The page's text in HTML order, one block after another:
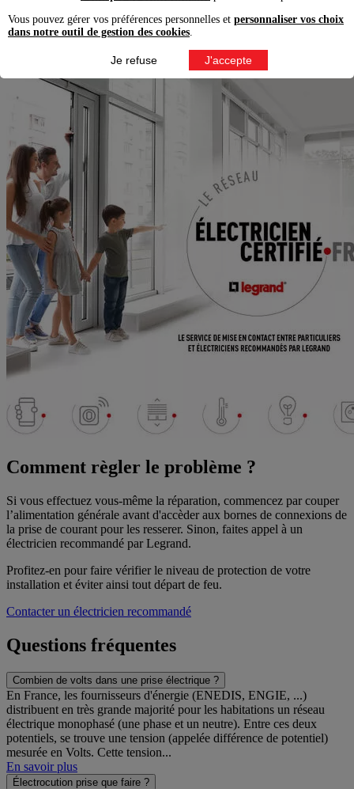
garantir la pression nécessaire au maintien du conducteur
éviter un mauvais serrage du fil pouvant être la cause des
bruits (grésillement, sifflement...)
Comment règler le problème ?
Si vous effectuez vous-même la réparation, commencez par couper
l’alimentation générale avant d'accèder aux bornes de connexions de
la prise de courant pour les resserer. Sinon, faites appel à un
électricien recommandé par Legrand.
Profitez-en pour faire vérifier le niveau de protection de votre
installation et éviter ainsi tout départ de feu.
Contacter un électricien recommandé
Questions fréquentes
Combien de volts dans une prise électrique ?
En France, les fournisseurs d'énergie (ENEDIS, ENGIE, ...)
distribuent en très grande majorité pour les habitations un réseau
électrique monophasé (une phase et un neutre). Entre ces deux
potentiels, se trouve une tension (appelée différence de potentiel)
mesurée en Volts. Cette tension...
En savoir plus
Électrocution prise que faire ?
Vous pouvez gérer vos préférences personnelles et personnaliser vos choix
dans notre outil de gestion des cookies.
Je refuse J'accepte